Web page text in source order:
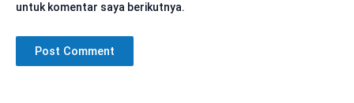
untuk komentar saya berikutnya.